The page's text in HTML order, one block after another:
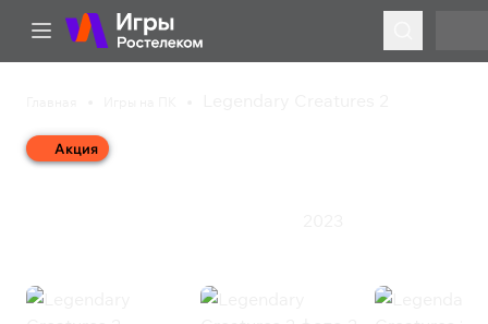
Акция
Legendary Creatures 2